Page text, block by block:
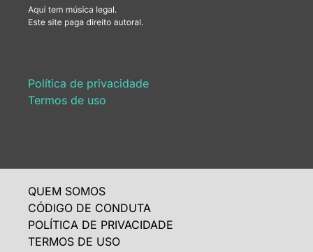
Política de privacidade
Termos de uso
QUEM SOMOS
CÓDIGO DE CONDUTA
POLÍTICA DE PRIVACIDADE
TERMOS DE USO